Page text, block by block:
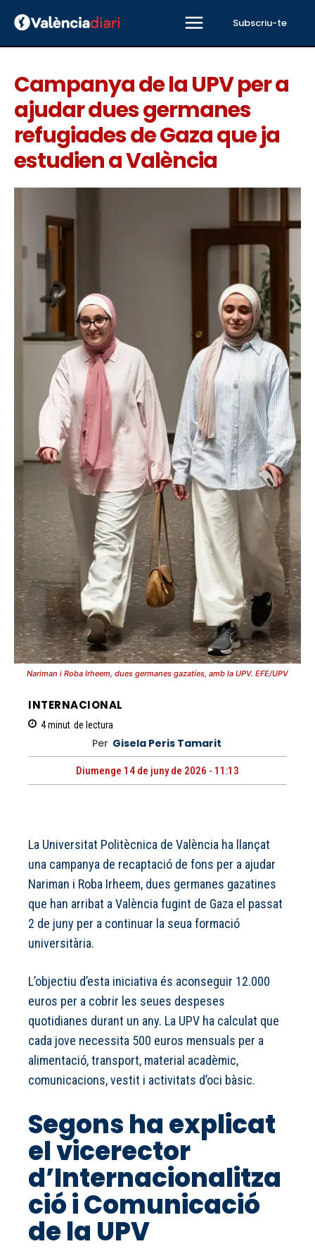
Subscriu-te
Campanya de la UPV per a
ajudar dues germanes
refugiades de Gaza que ja
estudien a València
Nariman i Roba Irheem, dues germanes gazatíes, amb la UPV. EFE/UPV
INTERNACIONAL
4minut de lectura
Per Gisela Peris Tamarit
Diumenge 14 de juny de 2026 - 11:13
La Universitat Politècnica de València ha llançat
una campanya de recaptació de fons per a ajudar
Nariman i Roba Irheem, dues germanes gazatines
que han arribat a València fugint de Gaza el passat
2 de juny per a continuar la seua formació
universitària.
L’objectiu d’esta iniciativa és aconseguir 12.000
euros per a cobrir les seues despeses
quotidianes durant un any. La UPV ha calculat que
cada jove necessita 500 euros mensuals per a
alimentació, transport, material acadèmic,
comunicacions, vestit i activitats d’oci bàsic.
Segons ha explicat
el vicerector
d’Internacionalitza
ció i Comunicació
de la UPV